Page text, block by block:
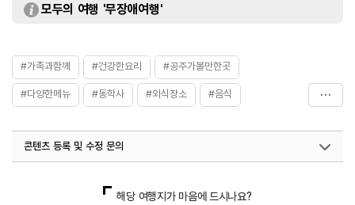
모두의 여행 '무장애여행'
#가족과함께 #건강한요리 #공주가볼만한곳
#다양한메뉴 #동학사 #외식장소 #음식
콘텐츠 등록 및 수정 문의
해당 여행지가 마음에 드시나요?